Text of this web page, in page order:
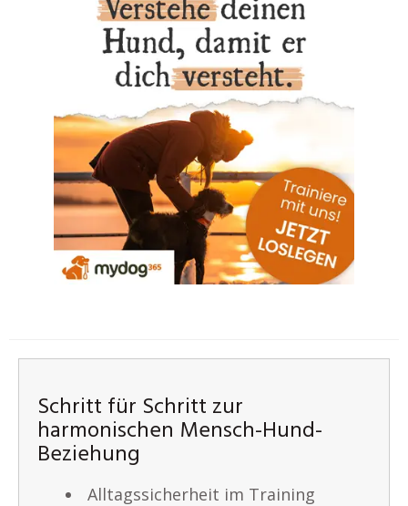
Schritt für Schritt zur
harmonischen Mensch-Hund-
Beziehung
Alltagssicherheit im Training